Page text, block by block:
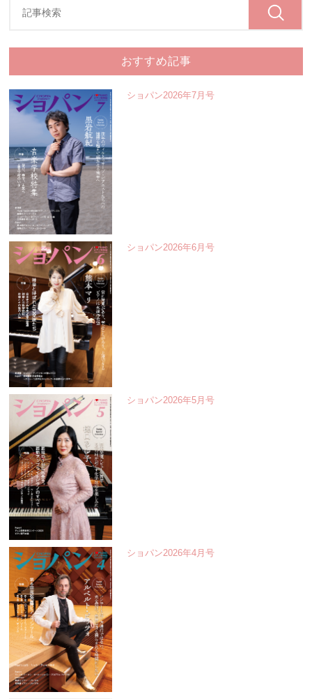
おすすめ記事
ショパン2026年7月号
ショパン2026年6月号
ショパン2026年5月号
ショパン2026年4月号